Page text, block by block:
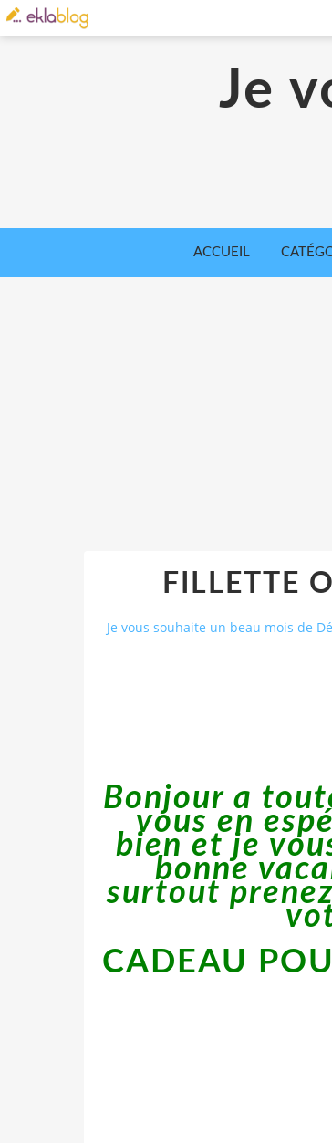
Je
ACCUEIL
FILLETTE
Je vous souhaite un beau mois de
Bonjour a
vous en
bien et je
bonne
surtout
CADEAU